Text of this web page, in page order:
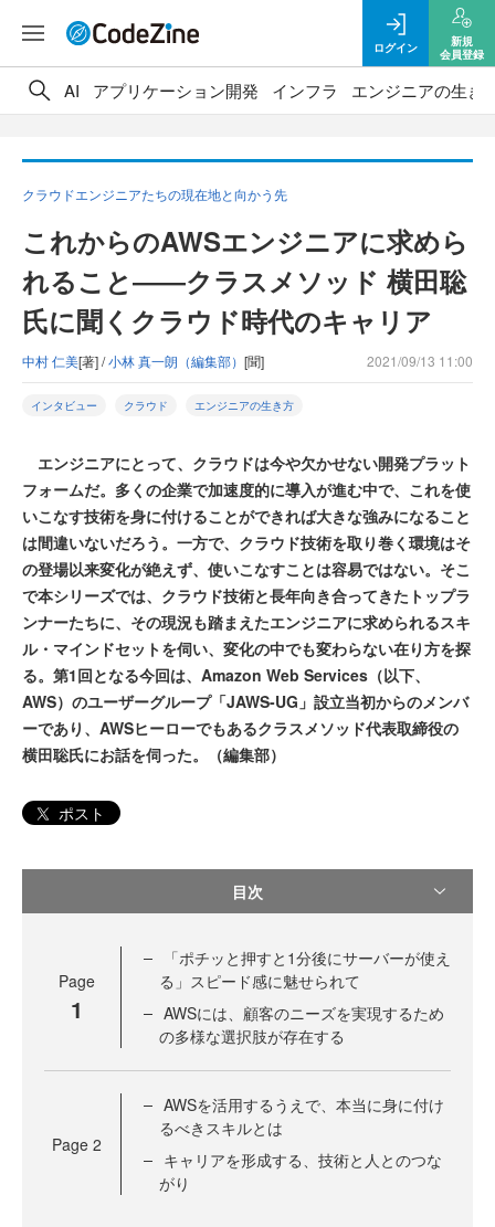
ログイン
新規
会員登録
AI アプリケーション開発 インフラ エンジニアの生き
クラウドエンジニアたちの現在地と向かう先
これからのAWSエンジニアに求めら
れること――クラスメソッド 横田聡
氏に聞くクラウド時代のキャリア
中村 仁美[著] /小林 真一朗（編集部） [聞] 2021/09/13 11:00
インタビュー クラウド エンジニアの生き方
エンジニアにとって、クラウドは今や欠かせない開発プラット
フォームだ。多くの企業で加速度的に導入が進む中で、これを使
いこなす技術を身に付けることができれば大きな強みになること
は間違いないだろう。一方で、クラウド技術を取り巻く環境はそ
の登場以来変化が絶えず、使いこなすことは容易ではない。そこ
で本シリーズでは、クラウド技術と長年向き合ってきたトップラ
ンナーたちに、その現況も踏まえたエンジニアに求められるスキ
ル・マインドセットを伺い、変化の中でも変わらない在り方を探
る。第1回となる今回は、Amazon Web Services（以下、
AWS）のユーザーグループ「JAWS-UG」設立当初からのメンバ
ーであり、AWSヒーローでもあるクラスメソッド代表取締役の
横田聡氏にお話を伺った。（編集部）
ポスト
目次
Page
1
「ポチッと押すと1分後にサーバーが使え
る」スピード感に魅せられて
AWSには、顧客のニーズを実現するため
の多様な選択肢が存在する
Page 2
AWSを活用するうえで、本当に身に付け
るべきスキルとは
キャリアを形成する、技術と人とのつな
がり